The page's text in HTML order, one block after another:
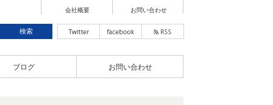
会社概要 お問い合わせ
ブログ お問い合わせ